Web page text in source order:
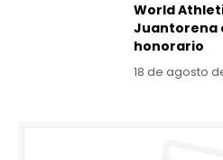
World
Juantorena
honorario
18 de agosto